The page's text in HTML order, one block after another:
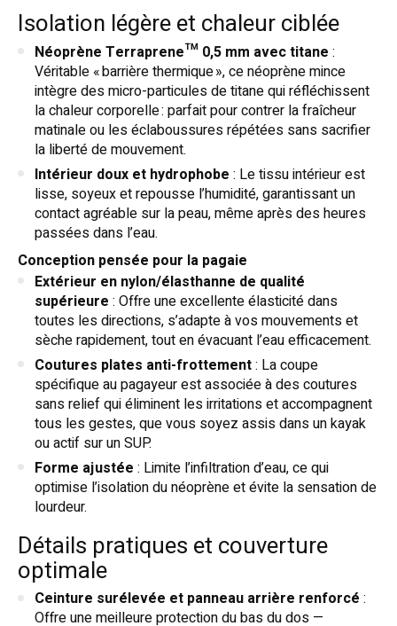
Isolation légère et chaleur ciblée
Néoprène Terraprene™ 0,5 mm avec titane :
Véritable « barrière thermique », ce néoprène mince
intègre des micro-particules de titane qui réfléchissent
la chaleur corporelle : parfait pour contrer la fraîcheur
matinale ou les éclaboussures répétées sans sacrifier
la liberté de mouvement.
Intérieur doux et hydrophobe : Le tissu intérieur est
lisse, soyeux et repousse l’humidité, garantissant un
contact agréable sur la peau, même après des heures
passées dans l’eau.
Conception pensée pour la pagaie
Extérieur en nylon/élasthanne de qualité
supérieure : Offre une excellente élasticité dans
toutes les directions, s’adapte à vos mouvements et
sèche rapidement, tout en évacuant l’eau efficacement.
Coutures plates anti-frottement: La coupe
spécifique au pagayeur est associée à des coutures
sans relief qui éliminent les irritations et accompagnent
tous les gestes, que vous soyez assis dans un kayak
ou actif sur un SUP.
Forme ajustée : Limite l’infiltration d’eau, ce qui
optimise l’isolation du néoprène et évite la sensation de
lourdeur.
Détails pratiques et couverture
optimale
Ceinture surélevée et panneau arrière renforcé :
Offre une meilleure protection du bas du dos —